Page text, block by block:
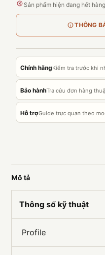
Sản phẩm hiện đang hết hàng
THÔNG
Chính hãngKiểm tra trước khi
Bảo hànhTra cứu đơn hàng
Hỗ trợGuide trực quan theo
Mô tả
Thông số kỹ thuật
Profile